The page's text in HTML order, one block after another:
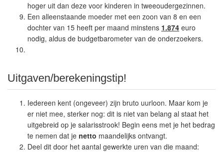
hoger uit dan deze voor kinderen in tweeoudergezinnen.
Een alleenstaande moeder met een zoon van 8 en een
dochter van 15 heeft per maand minstens 1.874 euro
nodig, aldus de budgetbarometer van de onderzoekers.
Uitgaven/berekeningstip!
Iedereen kent (ongeveer) zijn bruto uurloon. Maar kom je
er niet mee, sterker nog: dit is niet van belang al staat het
uitgebreid op je salarisstrook! Begin eens met je het bedrag
te nemen dat je netto maandelijks ontvangt.
Deel dit door het aantal gewerkte uren van die maand: